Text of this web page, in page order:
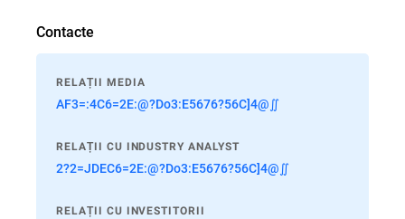
Contacte
RELAȚII MEDIA
AF3=:4C6=2E:@?Do3:E5676?56C]4@∬
RELAȚII CU INDUSTRY ANALYST
2?2=JDEC6=2E:@?Do3:E5676?56C]4@∬
RELAȚII CU INVESTITORII